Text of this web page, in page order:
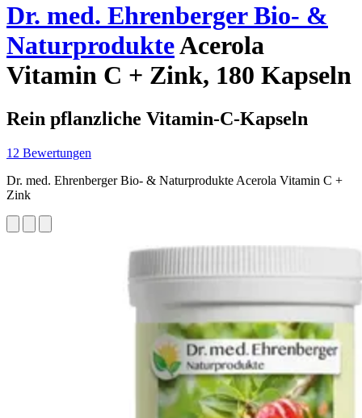
Dr. med. Ehrenberger Bio- &
NaturprodukteAcerola
Vitamin C + Zink, 180 Kapseln
Rein pflanzliche Vitamin-C-Kapseln
12 Bewertungen
Dr. med. Ehrenberger Bio- & Naturprodukte Acerola Vitamin C +
Zink